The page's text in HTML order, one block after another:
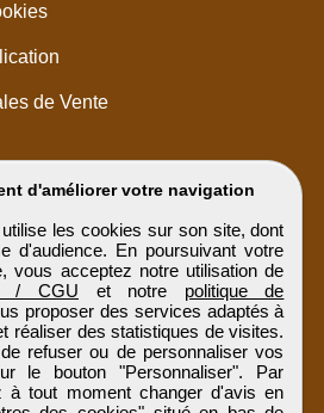
d'améliorer votre navigation
les cookies sur son site, dont
d'audience. En poursuivant votre
vous acceptez notre utilisation de
/ CGU et notre politique de
proposer des services adaptés à
réaliser des statistiques de visites.
refuser ou de personnaliser vos
le bouton "Personnaliser". Par
à tout moment changer d'avis en
de Vente